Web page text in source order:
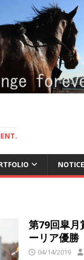
NOTICE
第79回皐
ーリア優勝
04/14/2019